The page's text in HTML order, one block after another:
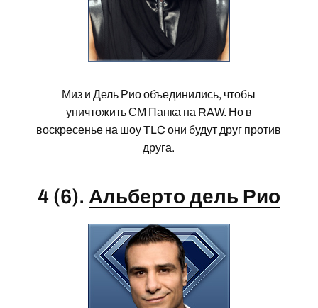
Миз и Дель Рио объединились, чтобы
уничтожить СМ Панка на RAW. Но в
воскресенье на шоу TLC они будут друг против
друга.
4 (6). Альберто дель Рио